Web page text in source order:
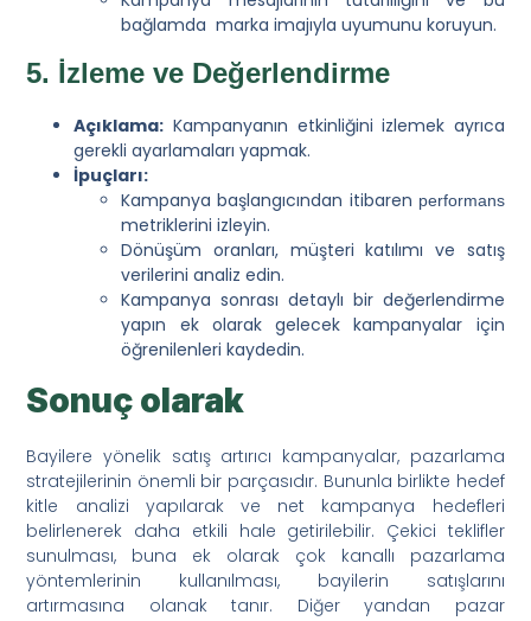
bağlamda marka imajıyla uyumunu koruyun.
5. İzleme ve Değerlendirme
Açıklama: Kampanyanın etkinliğini izlemek ayrıca
gerekli ayarlamaları yapmak.
İpuçları:
Kampanya başlangıcından itibaren performans
metriklerini izleyin.
Dönüşüm oranları, müşteri katılımı ve satış
verilerini analiz edin.
Kampanya sonrası detaylı bir değerlendirme
yapın ek olarak gelecek kampanyalar için
öğrenilenleri kaydedin.
Sonuç olarak
Bayilere yönelik satış artırıcı kampanyalar, pazarlama
stratejilerinin önemli bir parçasıdır. Bununla birlikte hedef
kitle analizi yapılarak ve net kampanya hedefleri
belirlenerek daha etkili hale getirilebilir. Çekici teklifler
sunulması, buna ek olarak çok kanallı pazarlama
yöntemlerinin kullanılması, bayilerin satışlarını
artırmasına olanak tanır. Diğer yandan pazar